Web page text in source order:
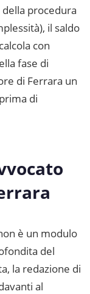
procedura
il saldo
con
fase di
di Ferrara un
di
è un modulo
del
la redazione di
al